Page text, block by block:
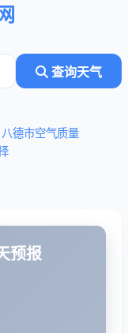
查询天气
八德市空气质量
预报